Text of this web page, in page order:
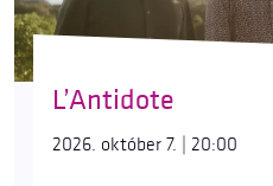
L’Antidote
2026. október 7. | 20:00